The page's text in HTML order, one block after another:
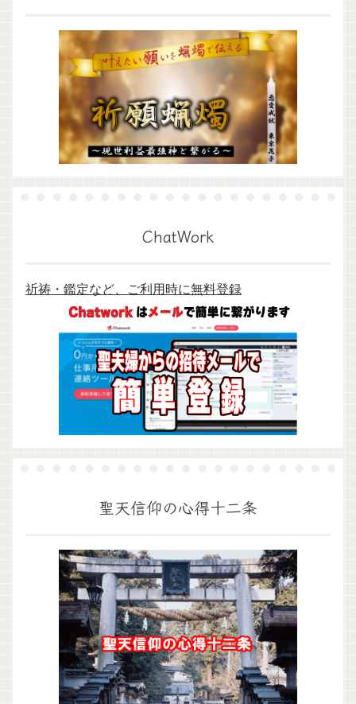
ChatWork
祈祷・鑑定など、ご利用時に無料登録
聖天信仰の心得十二条